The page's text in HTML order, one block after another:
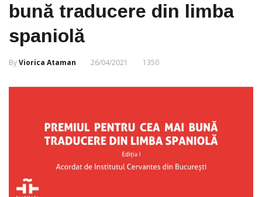
bună traducere din limba
spaniolă
ByViorica Ataman 26/04/2021 1350